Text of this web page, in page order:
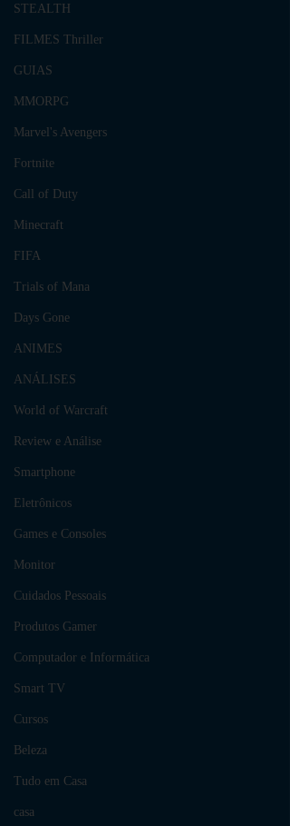
STEALTH
FILMES Thriller
GUIAS
MMORPG
Marvel's Avengers
Fortnite
Call of Duty
Minecraft
FIFA
Trials of Mana
Days Gone
ANIMES
ANÁLISES
World of Warcraft
Review e Análise
Smartphone
Eletrônicos
Games e Consoles
Monitor
Cuidados Pessoais
Produtos Gamer
Computador e Informática
Smart TV
Cursos
Beleza
Tudo em Casa
casa